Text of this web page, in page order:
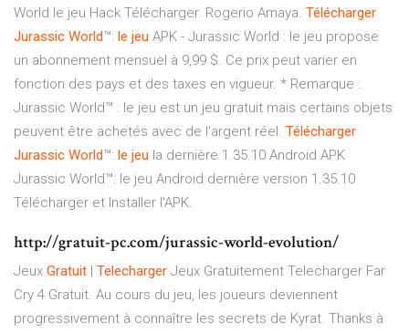
World le jeu Hack Télécharger. Rogerio Amaya. Télécharger
Jurassic World™: le jeu APK - Jurassic World : le jeu propose
un abonnement mensuel à 9,99 $. Ce prix peut varier en
fonction des pays et des taxes en vigueur. * Remarque :
Jurassic World™ : le jeu est un jeu gratuit mais certains objets
peuvent être achetés avec de l'argent réel. Télécharger
Jurassic World™: le jeu la dernière 1.35.10 Android APK
Jurassic World™: le jeu Android dernière version 1.35.10
Télécharger et Installer l'APK.
http://gratuit-pc.com/jurassic-world-evolution/
Jeux Gratuit Telecharger Jeux Gratuitement Telecharger Far
Cry 4 Gratuit. Au cours du jeu, les joueurs deviennent
progressivement à connaître les secrets de Kyrat. Thanks à